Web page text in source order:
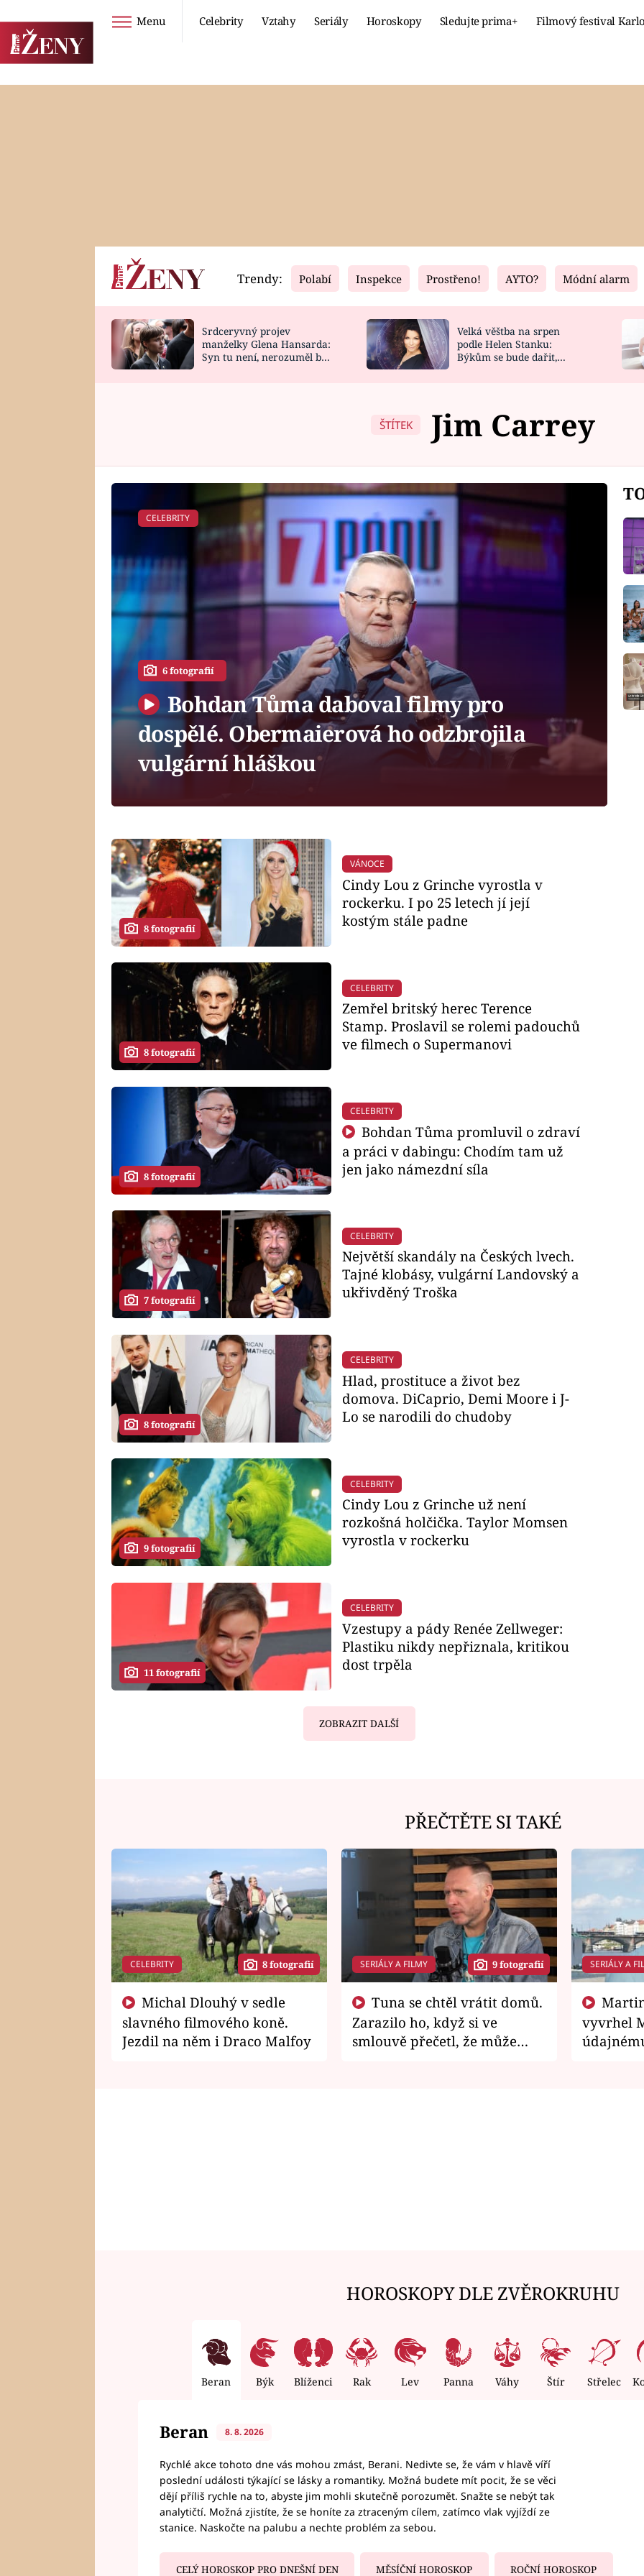
Menu Celebrity Vztahy Seriály Horoskopy Sledujte prima+ Filmový festival
Horoskopy
HOROSKOP NA
Video
CELEBRITY
VAŘENÍ
Fresh
NOVINKY
VIDEORECEPTY
Living
DESIGN
Trendy: Polabí Inspekce Prostřeno! AYTO? Módní alarm
Srdceryvný projev
manželky Glena Hansarda:
Syn tu není, nerozuměl by
Velká věštba na srpen
podle Helen Stanku:
Býkům se bude dařit,
ŠTÍTEK Jim Carrey
CELEBRITY
6 fotografií
Bohdan Tůma daboval filmy pro
dospělé. Obermaierová ho odzbrojila
vulgární hláškou
8 fotografií
VÁNOCE
Cindy Lou z Grinche vyrostla v
rockerku. I po 25 letech jí její
kostým stále padne
8 fotografií
CELEBRITY
Zemřel britský herec Terence
Stamp. Proslavil se rolemi padouchů
ve filmech o Supermanovi
8 fotografií
CELEBRITY
Bohdan Tůma promluvil o zdraví
a práci v dabingu: Chodím tam už
jen jako námezdní síla
7 fotografií
CELEBRITY
Největší skandály na Českých lvech.
Tajné klobásy, vulgární Landovský a
ukřivděný Troška
8 fotografií
CELEBRITY
Hlad, prostituce a život bez
domova. DiCaprio, Demi Moore i J-
Lo se narodili do chudoby
9 fotografií
CELEBRITY
Cindy Lou z Grinche už není
rozkošná holčička. Taylor Momsen
vyrostla v rockerku
11 fotografií
CELEBRITY
Vzestupy a pády Renée Zellweger:
Plastiku nikdy nepřiznala, kritikou
dost trpěla
ZOBRAZIT DALŠÍ
PŘEČTĚTE SI TAKÉ
CELEBRITY 8 fotografií
slavného filmového koně.
Jezdil na něm i Draco Malfoy
SERIÁLY A FILMY 9 fotografií
Zarazilo ho, když si ve
smlouvě přečetl, že může
SERIÁLY A
vyvrhel
HOROSKOPY DLE ZVĚROKRUHU
Beran Býk Blíženci Rak Lev Panna Váhy Štír Střelec
Beran 8. 8. 2026
Rychlé akce tohoto dne vás mohou zmást, Berani. Nedivte se, že vám v hlavě víří
poslední události týkající se lásky a romantiky. Možná budete mít pocit, že se věci
dějí příliš rychle na to, abyste jim mohli skutečně porozumět. Snažte se nebýt tak
analytičtí. Možná zjistíte, že se honíte za ztraceným cílem, zatímco vlak vyjíždí ze
stanice. Naskočte na palubu a nechte problém za sebou.
CELÝ HOROSKOP PRO DNEŠNÍ DEN MĚSÍČNÍ HOROSKOP ROČNÍ HOROSKOP